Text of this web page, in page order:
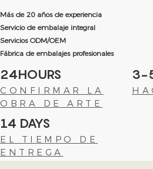
Más de 20 años de experiencia
Servicio de embalaje integral
Servicios ODM/OEM
Fábrica de embalajes profesionales
24HOURS
CONFIRMAR LA
OBRA DE ARTE
3-
14 DAYS
EL TIEMPO DE
ENTREGA